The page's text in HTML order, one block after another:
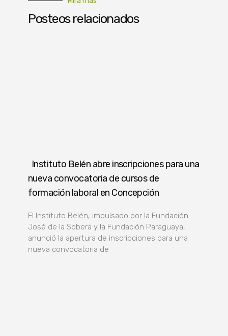
Posteos relacionados
Instituto Belén abre inscripciones para una
nueva convocatoria de cursos de
formación laboral en Concepción
El Instituto Belén, impulsado por la Fundación
José de la Sobera y la Fundación Paraguaya,
anunció la apertura de inscripciones para una
nueva convocatoria de